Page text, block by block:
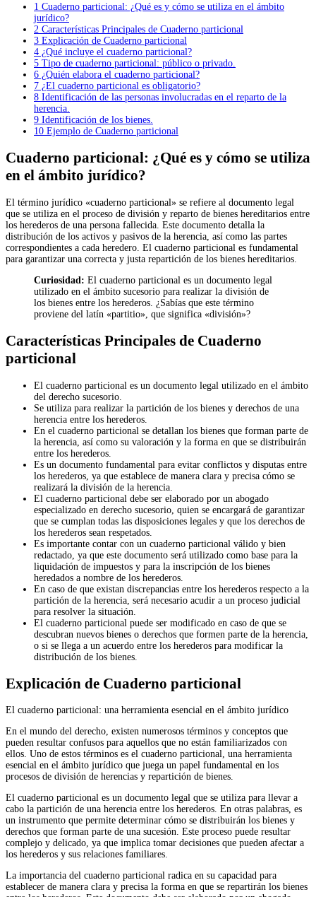
1 Cuaderno particional: ¿Qué es y cómo se utiliza en el ámbito
jurídico?
2 Características Principales de Cuaderno particional
3 Explicación de Cuaderno particional
4 ¿Qué incluye el cuaderno particional?
5 Tipo de cuaderno particional: público o privado.
6 ¿Quién elabora el cuaderno particional?
7 ¿El cuaderno particional es obligatorio?
8 Identificación de las personas involucradas en el reparto de la
herencia.
9 Identificación de los bienes.
10 Ejemplo de Cuaderno particional
Cuaderno particional: ¿Qué es y cómo se utiliza
en el ámbito jurídico?
El término jurídico «cuaderno particional» se refiere al documento legal
que se utiliza en el proceso de división y reparto de bienes hereditarios entre
los herederos de una persona fallecida. Este documento detalla la
distribución de los activos y pasivos de la herencia, así como las partes
correspondientes a cada heredero. El cuaderno particional es fundamental
para garantizar una correcta y justa repartición de los bienes hereditarios.
Curiosidad: El cuaderno particional es un documento legal
utilizado en el ámbito sucesorio para realizar la división de
los bienes entre los herederos. ¿Sabías que este término
proviene del latín «partitio», que significa «división»?
Características Principales de Cuaderno
particional
El cuaderno particional es un documento legal utilizado en el ámbito
del derecho sucesorio.
Se utiliza para realizar la partición de los bienes y derechos de una
herencia entre los herederos.
En el cuaderno particional se detallan los bienes que forman parte de
la herencia, así como su valoración y la forma en que se distribuirán
entre los herederos.
Es un documento fundamental para evitar conflictos y disputas entre
los herederos, ya que establece de manera clara y precisa cómo se
realizará la división de la herencia.
El cuaderno particional debe ser elaborado por un abogado
especializado en derecho sucesorio, quien se encargará de garantizar
que se cumplan todas las disposiciones legales y que los derechos de
los herederos sean respetados.
Es importante contar con un cuaderno particional válido y bien
redactado, ya que este documento será utilizado como base para la
liquidación de impuestos y para la inscripción de los bienes
heredados a nombre de los herederos.
En caso de que existan discrepancias entre los herederos respecto a la
partición de la herencia, será necesario acudir a un proceso judicial
para resolver la situación.
El cuaderno particional puede ser modificado en caso de que se
descubran nuevos bienes o derechos que formen parte de la herencia,
o si se llega a un acuerdo entre los herederos para modificar la
distribución de los bienes.
Explicación de Cuaderno particional
El cuaderno particional: una herramienta esencial en el ámbito jurídico
En el mundo del derecho, existen numerosos términos y conceptos que
pueden resultar confusos para aquellos que no están familiarizados con
ellos. Uno de estos términos es el cuaderno particional, una herramienta
esencial en el ámbito jurídico que juega un papel fundamental en los
procesos de división de herencias y repartición de bienes.
El cuaderno particional es un documento legal que se utiliza para llevar a
cabo la partición de una herencia entre los herederos. En otras palabras, es
un instrumento que permite determinar cómo se distribuirán los bienes y
derechos que forman parte de una sucesión. Este proceso puede resultar
complejo y delicado, ya que implica tomar decisiones que pueden afectar a
los herederos y sus relaciones familiares.
La importancia del cuaderno particional radica en su capacidad para
establecer de manera clara y precisa la forma en que se repartirán los bienes